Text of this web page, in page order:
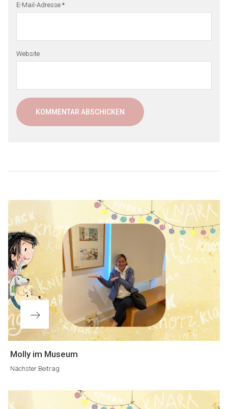
E-Mail-Adresse *
Website
Beitragsnavigation
Nächster
Beitrag
Molly im Museum
Nächster Beitrag